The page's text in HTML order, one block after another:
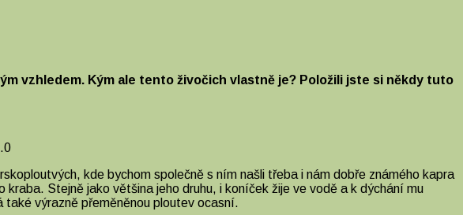
vzhledem. Kým ale tento živočich vlastně je? Položili jste si někdy tuto
kde bychom společně s ním našli třeba i nám dobře známého kapra
Stejně jako většina jeho druhu, i koníček žije ve vodě a k dýchání mu
výrazně přeměněnou ploutev ocasní.